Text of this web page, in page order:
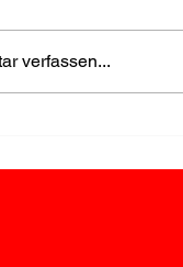
verfassen...